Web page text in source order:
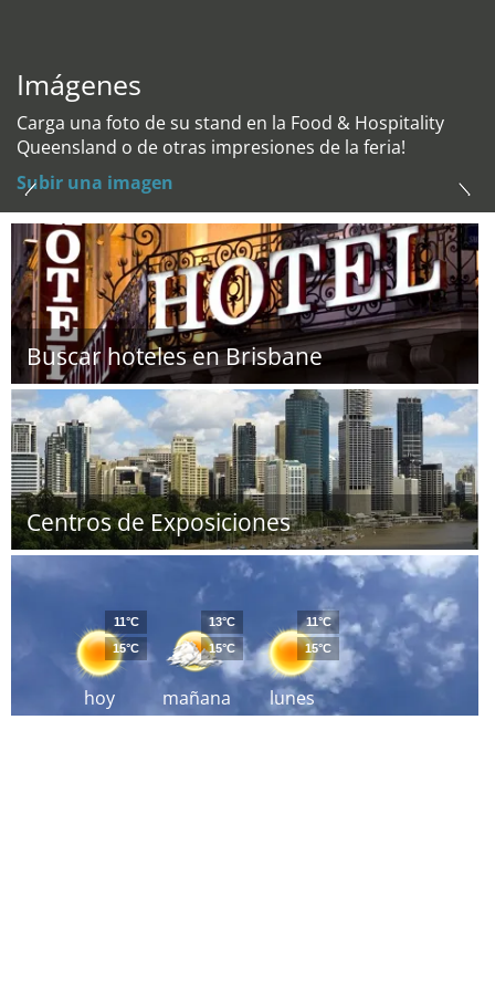
Imágenes
Carga una foto de su stand en la Food & Hospitality
Queensland o de otras impresiones de la feria!
Subir una imagen
Buscar hoteles en Brisbane
Centros de Exposiciones
hoy
11°C
15°C
mañana
13°C
15°C
lunes
11°C
15°C